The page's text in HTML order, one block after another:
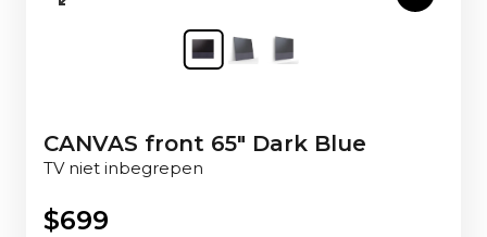
CANVAS front 65" Dark Blue
TV niet inbegrepen
$699